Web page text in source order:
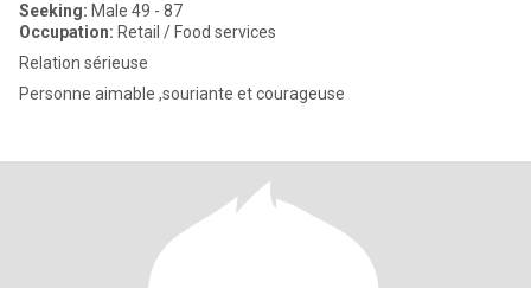
Seeking: Male 49 - 87
Occupation: Retail / Food services
Relation sérieuse
Personne aimable ,souriante et courageuse